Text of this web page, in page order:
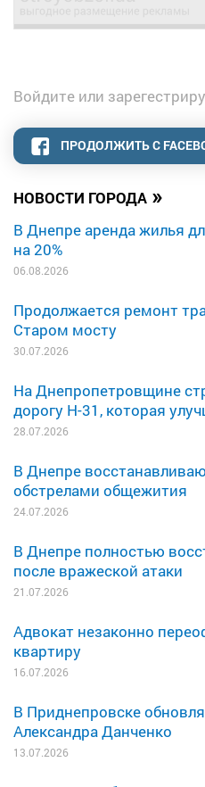
НОВОСТИ ГОРОДА »
В Днепре аренда жилья
на 20%
06.08.2026
Продолжается ремонт
Старом мосту
30.07.2026
На Днепропетровщине
дорогу Н-31, которая
28.07.2026
В Днепре
обстрелами общежития
24.07.2026
В Днепре полностью
после вражеской атаки
21.07.2026
Адвокат незаконно
квартиру
16.07.2026
В Приднепровске
Александра Данченко
13.07.2026
Войдите или
ПРОДОЛЖИТЬ С